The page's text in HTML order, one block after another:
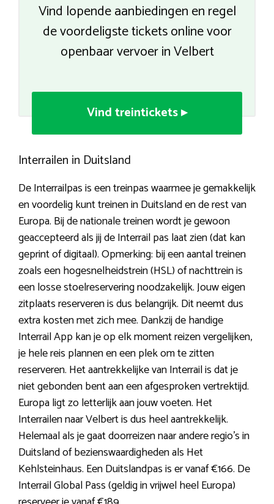
Vind lopende aanbiedingen en regel
de voordeligste tickets online voor
openbaar vervoer in Velbert
Vind treintickets ▸
Interrailen in Duitsland
De Interrailpas is een treinpas waarmee je gemakkelijk
en voordelig kunt treinen in Duitsland en de rest van
Europa. Bij de nationale treinen wordt je gewoon
geaccepteerd als jij de Interrail pas laat zien (dat kan
geprint of digitaal). Opmerking: bij een aantal treinen
zoals een hogesnelheidstrein (HSL) of nachttrein is
een losse stoelreservering noodzakelijk. Jouw eigen
zitplaats reserveren is dus belangrijk. Dit neemt dus
extra kosten met zich mee. Dankzij de handige
Interrail App kan je op elk moment reizen vergelijken,
je hele reis plannen en een plek om te zitten
reserveren. Het aantrekkelijke van Interrail is dat je
niet gebonden bent aan een afgesproken vertrektijd.
Europa ligt zo letterlijk aan jouw voeten. Het
Interrailen naar Velbert is dus heel aantrekkelijk.
Helemaal als je gaat doorreizen naar andere regio’s in
Duitsland of bezienswaardigheden als Het
Kehlsteinhaus. Een Duitslandpas is er vanaf €166. De
Interrail Global Pass (geldig in vrijwel heel Europa)